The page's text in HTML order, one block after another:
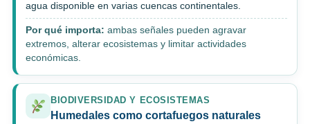
agua disponible en varias cuencas continentales.
Por qué importa: ambas señales pueden agravar
extremos, alterar ecosistemas y limitar actividades
económicas.
BIODIVERSIDAD Y ECOSISTEMAS
Humedales como cortafuegos naturales